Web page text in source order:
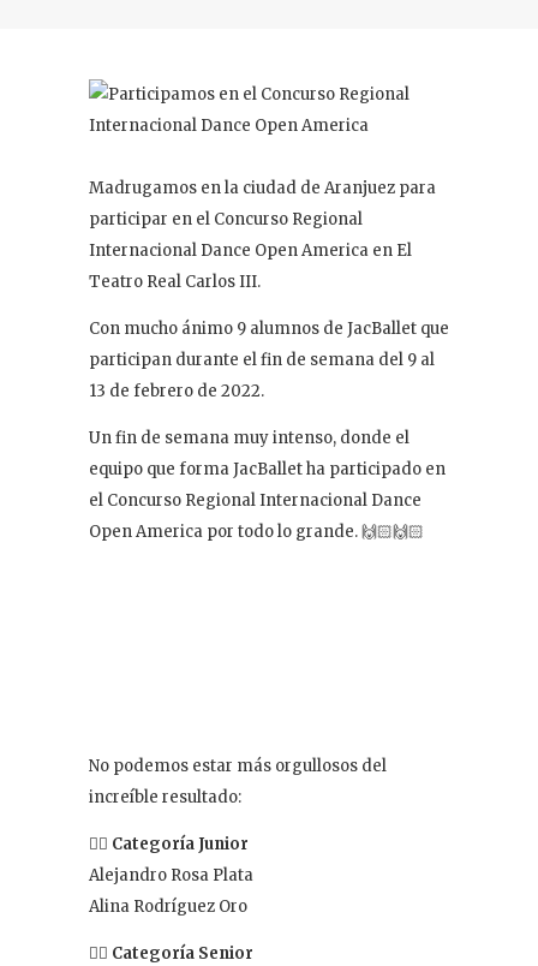
Madrugamos en la ciudad de Aranjuez para
participar en el Concurso Regional
Internacional Dance Open America en El
Teatro Real Carlos III.
Con mucho ánimo 9 alumnos de JacBallet que
participan durante el fin de semana del 9 al
13 de febrero de 2022.
Un fin de semana muy intenso, donde el
equipo que forma JacBallet ha participado en
el Concurso Regional Internacional Dance
Open America por todo lo grande. 🙌🏻🙌🏻
No podemos estar más orgullosos del
increíble resultado:
👉🏻 Categoría Junior
Alejandro Rosa Plata
Alina Rodríguez Oro
👉🏻 Categoría Senior